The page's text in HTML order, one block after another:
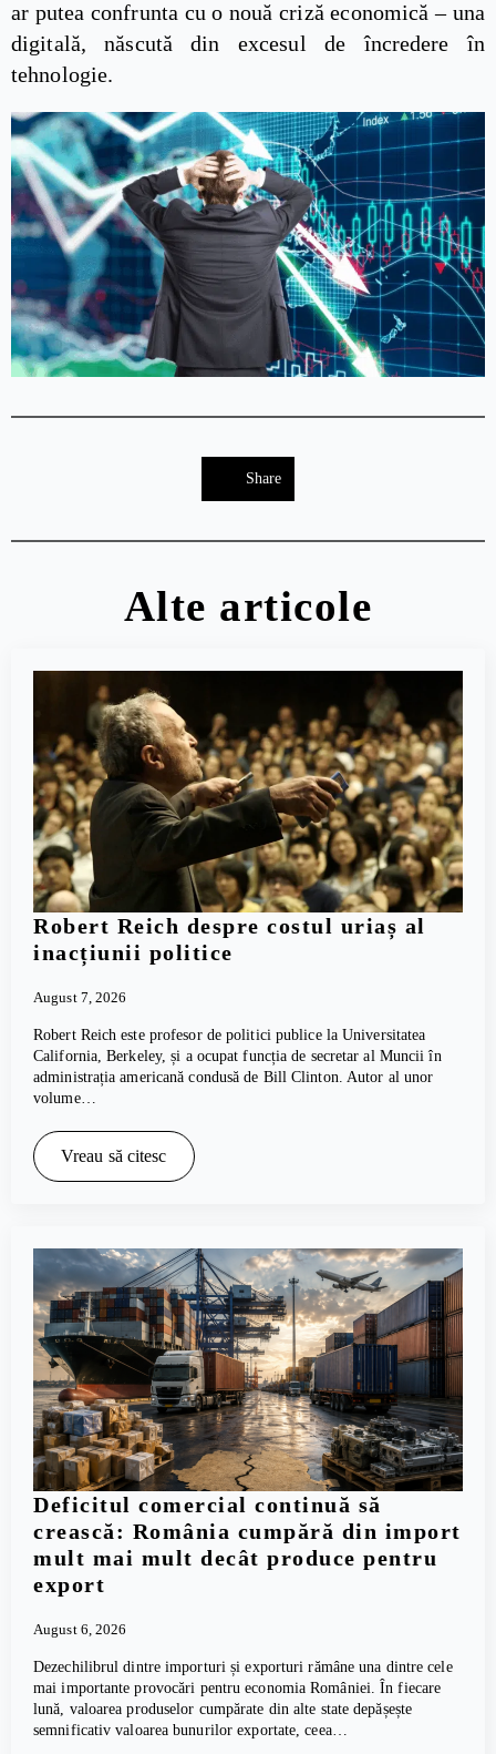
ar putea confrunta cu o nouă criză economică – una
digitală, născută din excesul de încredere în
tehnologie.
Share
Alte articole
Robert Reich despre costul uriaș al
inacțiunii politice
August 7, 2026
Robert Reich este profesor de politici publice la Universitatea
California, Berkeley, și a ocupat funcția de secretar al Muncii în
administrația americană condusă de Bill Clinton. Autor al unor
volume…
Vreau să citesc
Deficitul comercial continuă să
crească: România cumpără din import
mult mai mult decât produce pentru
export
August 6, 2026
Dezechilibrul dintre importuri și exporturi rămâne una dintre cele
mai importante provocări pentru economia României. În fiecare
lună, valoarea produselor cumpărate din alte state depășește
semnificativ valoarea bunurilor exportate, ceea…